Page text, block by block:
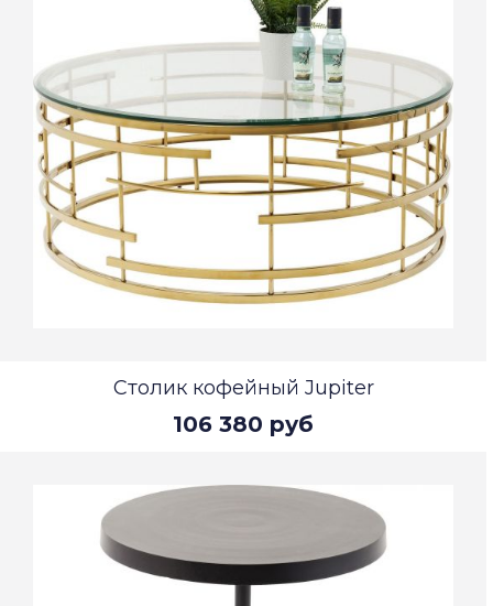
Столик кофейный Jupiter
106 380 руб